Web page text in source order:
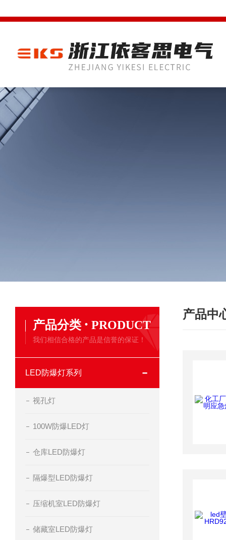
产品分类 · PRODUCT
我们相信合格的产品是信誉的保证！
LED防爆灯系列
视孔灯
100W防爆LED灯
仓库LED防爆灯
隔爆型LED防爆灯
压缩机室LED防爆灯
储藏室LED防爆灯
产品中